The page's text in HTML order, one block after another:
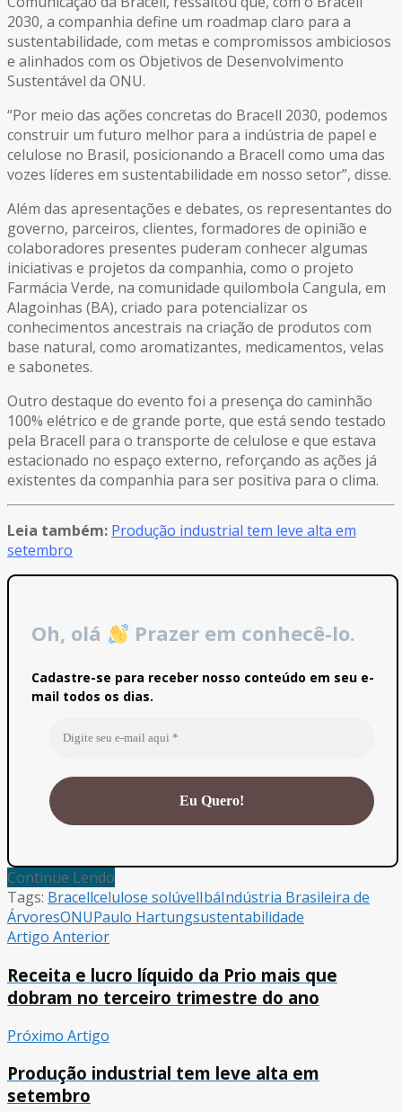
2030, a companhia define um roadmap claro para a
sustentabilidade, com metas e compromissos ambiciosos
e alinhados com os Objetivos de Desenvolvimento
Sustentável da ONU.
“Por meio das ações concretas do Bracell 2030, podemos
construir um futuro melhor para a indústria de papel e
celulose no Brasil, posicionando a Bracell como uma das
vozes líderes em sustentabilidade em nosso setor”, disse.
Além das apresentações e debates, os representantes do
governo, parceiros, clientes, formadores de opinião e
colaboradores presentes puderam conhecer algumas
iniciativas e projetos da companhia, como o projeto
Farmácia Verde, na comunidade quilombola Cangula, em
Alagoinhas (BA), criado para potencializar os
conhecimentos ancestrais na criação de produtos com
base natural, como aromatizantes, medicamentos, velas
e sabonetes.
Outro destaque do evento foi a presença do caminhão
100% elétrico e de grande porte, que está sendo testado
pela Bracell para o transporte de celulose e que estava
estacionado no espaço externo, reforçando as ações já
existentes da companhia para ser positiva para o clima.
Leia também: Produção industrial tem leve alta em
setembro
Oh, olá Prazer em conhecê-lo.
Cadastre-se para receber nosso conteúdo em seu e-
mail todos os dias.
Continue Lendo
Tags: Bracellcelulose solúvelIbáIndústria Brasileira de
ÁrvoresONUPaulo Hartungsustentabilidade
Artigo Anterior
Receita e lucro líquido da Prio mais que
dobram no terceiro trimestre do ano
Próximo Artigo
Produção industrial tem leve alta em
setembro